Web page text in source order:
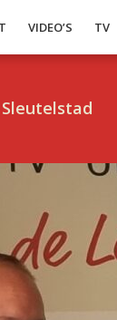
VIDEO’S TV